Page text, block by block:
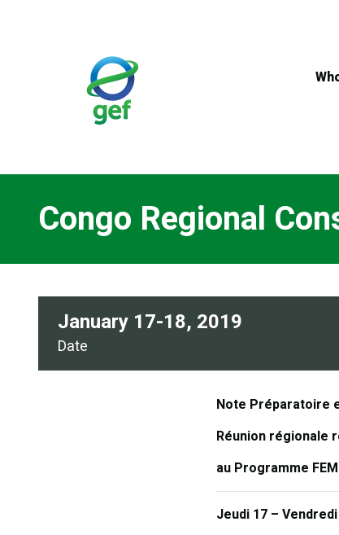
Congo Regional
Date
January 17-18, 2019
Note Préparatoire
Réunion régionale
au Programme
Jeudi 17 –